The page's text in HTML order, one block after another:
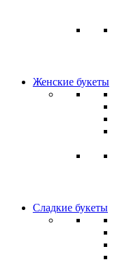
Женские букеты
Сладкие букеты